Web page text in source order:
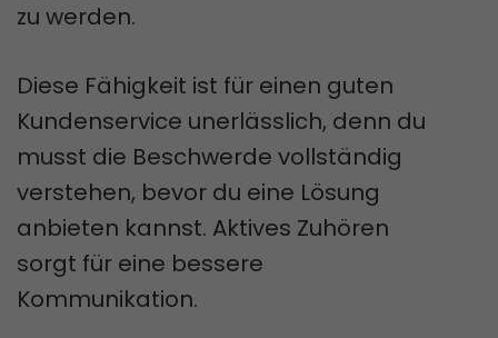
zu werden.
Diese Fähigkeit ist für einen guten
Kundenservice unerlässlich, denn du
musst die Beschwerde vollständig
verstehen, bevor du eine Lösung
anbieten kannst. Aktives Zuhören
sorgt für eine bessere
Kommunikation.